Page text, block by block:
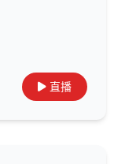
直播